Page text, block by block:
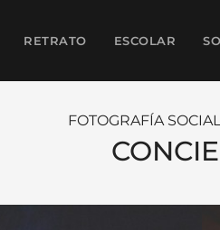
RETRATO ESCOLAR
FOTOGRAFÍA